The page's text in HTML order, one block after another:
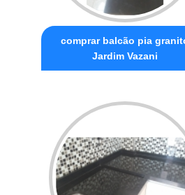
comprar balcão pia
Jardim Vazani